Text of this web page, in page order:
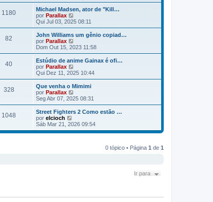
e
m
s
g
e
m
a
m
e
s
g
e
m
r
ú
t
a
m
e
s
g
e
m
1180
Michael Madsen, ator de "Kill…
por Parallax
e
r
ú
t
m
a
m
e
s
g
e
m
Qui Jul 03, 2025 08:11
82
John Williams um gênio copiad…
por Parallax
e
r
ú
t
m
a
m
e
s
g
e
Dom Out 15, 2023 11:58
40
Estúdio de anime Gainax é ofi…
por Parallax
e
r
ú
t
m
a
m
e
n
Qui Dez 11, 2025 10:44
328
Que venha o Mimimi
por Parallax
e
r
ú
t
m
Seg Abr 07, 2025 08:31
1048
Street Fighters 2 Como estão …
por elcioch
e
r
a
Sáb Mar 21, 2026 09:54
0 tópico • Página 1 de 1
Ir para